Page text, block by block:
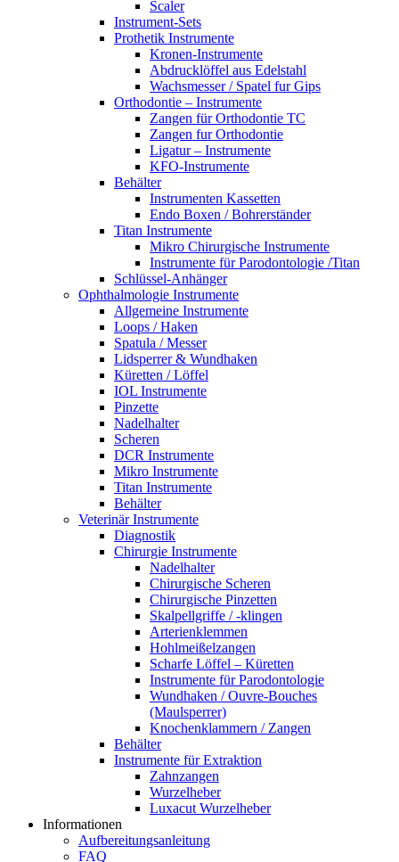
Scaler
Instrument-Sets
Prothetik Instrumente
Kronen-Instrumente
Abdrucklöffel aus Edelstahl
Wachsmesser / Spatel fur Gips
Orthodontie – Instrumente
Zangen für Orthodontie TC
Zangen fur Orthodontie
Ligatur – Instrumente
KFO-Instrumente
Behälter
Instrumenten Kassetten
Endo Boxen / Bohrerständer
Titan Instrumente
Mikro Chirurgische Instrumente
Instrumente für Parodontologie /Titan
Schlüssel-Anhänger
Ophthalmologie Instrumente
Allgemeine Instrumente
Loops / Haken
Spatula / Messer
Lidsperrer & Wundhaken
Küretten / Löffel
IOL Instrumente
Pinzette
Nadelhalter
Scheren
DCR Instrumente
Mikro Instrumente
Titan Instrumente
Behälter
Veterinär Instrumente
Diagnostik
Chirurgie Instrumente
Nadelhalter
Chirurgische Scheren
Chirurgische Pinzetten
Skalpellgriffe / -klingen
Arterienklemmen
Hohlmeißelzangen
Scharfe Löffel – Küretten
Instrumente für Parodontologie
Wundhaken / Ouvre-Bouches
(Maulsperrer)
Knochenklammern / Zangen
Behälter
Instrumente für Extraktion
Zahnzangen
Wurzelheber
Luxacut Wurzelheber
Informationen
Aufbereitungsanleitung
FAQ